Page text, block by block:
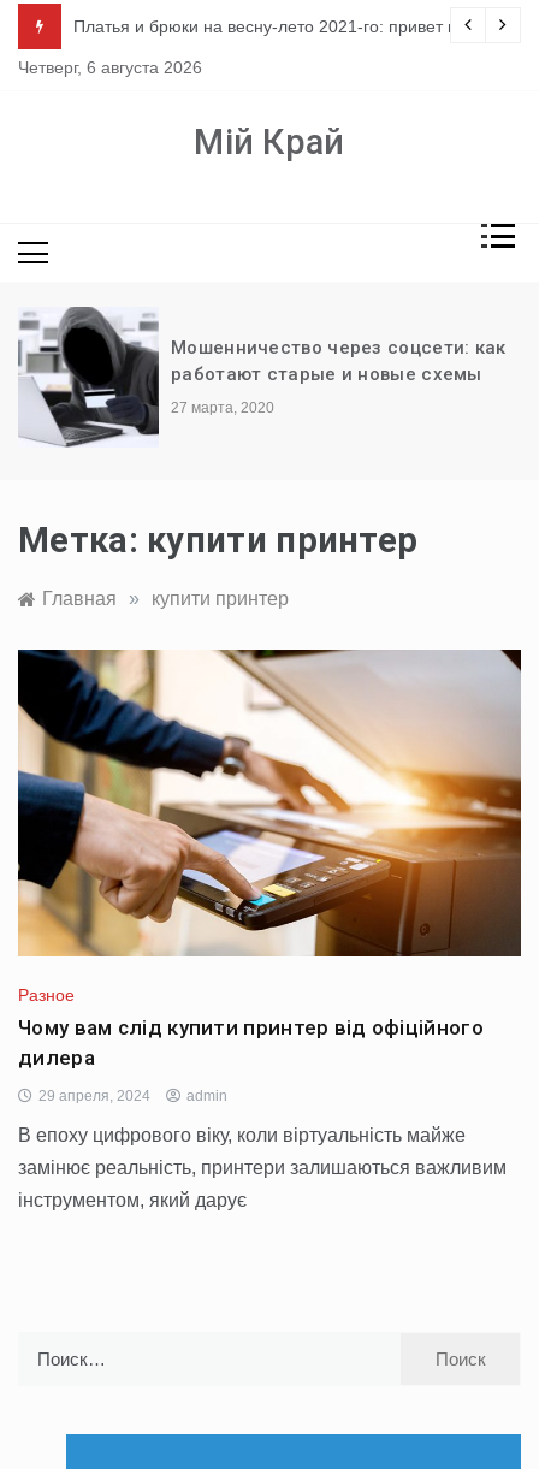
содержимому
Платья и брюки на весну-лето 2021-го: привет из 80-х
Четверг, 6 августа 2026
Мій Край
Мошенничество через соцсети: как
работают старые и новые схемы
27 марта, 2020
Метка: купити принтер
Главная » купити принтер
Разное
Чому вам слід купити принтер від офіційного
дилера
29 апреля, 2024 admin
В епоху цифрового віку, коли віртуальність майже
замінює реальність, принтери залишаються важливим
інструментом, який дарує